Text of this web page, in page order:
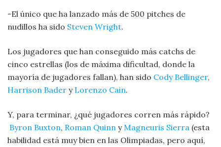
-El único que ha lanzado más de 500 pitches de
nudillos ha sido Steven Wright.
Los jugadores que han conseguido más catchs de
cinco estrellas (los de máxima dificultad, donde la
mayoría de jugadores fallan), han sido Cody Bellinger,
Harrison Bader y Lorenzo Cain.
Y, para terminar, ¿qué jugadores corren más rápido?
Byron Buxton, Roman Quinn y Magneuris Sierra (esta
habilidad está muy bien en las Olimpiadas, pero aquí,